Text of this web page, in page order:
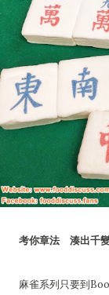
考你章法 湊出千
麻雀系列只要到